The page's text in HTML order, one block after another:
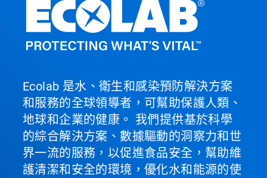
Ecolab 是水、衛生和感染預防解決方案
和服務的全球領導者，可幫助保護人類、
地球和企業的健康。 我們提供基於科學
的綜合解決方案、數據驅動的洞察力和世
界一流的服務，以促進食品安全，幫助維
護清潔和安全的環境，優化水和能源的使